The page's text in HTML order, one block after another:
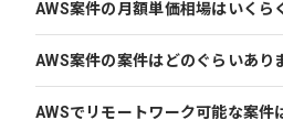
AWS案件の月額単価相場はいくら
AWS案件の案件はどのぐらいあり
AWSでリモートワーク可能な案件